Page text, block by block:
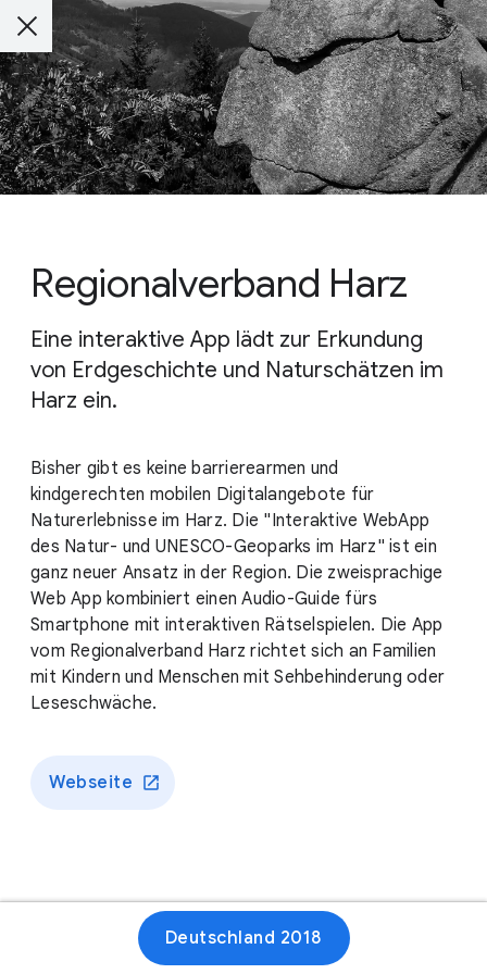
Regionalverband Harz
Eine interaktive App lädt zur Erkundung
von Erdgeschichte und Naturschätzen im
Harz ein.
Bisher gibt es keine barrierearmen und
kindgerechten mobilen Digitalangebote für
Naturerlebnisse im Harz. Die "Interaktive WebApp
des Natur- und UNESCO-Geoparks im Harz" ist ein
ganz neuer Ansatz in der Region. Die zweisprachige
Web App kombiniert einen Audio-Guide fürs
Smartphone mit interaktiven Rätselspielen. Die App
vom Regionalverband Harz richtet sich an Familien
mit Kindern und Menschen mit Sehbehinderung oder
Leseschwäche.
Webseite
Deutschland 2018